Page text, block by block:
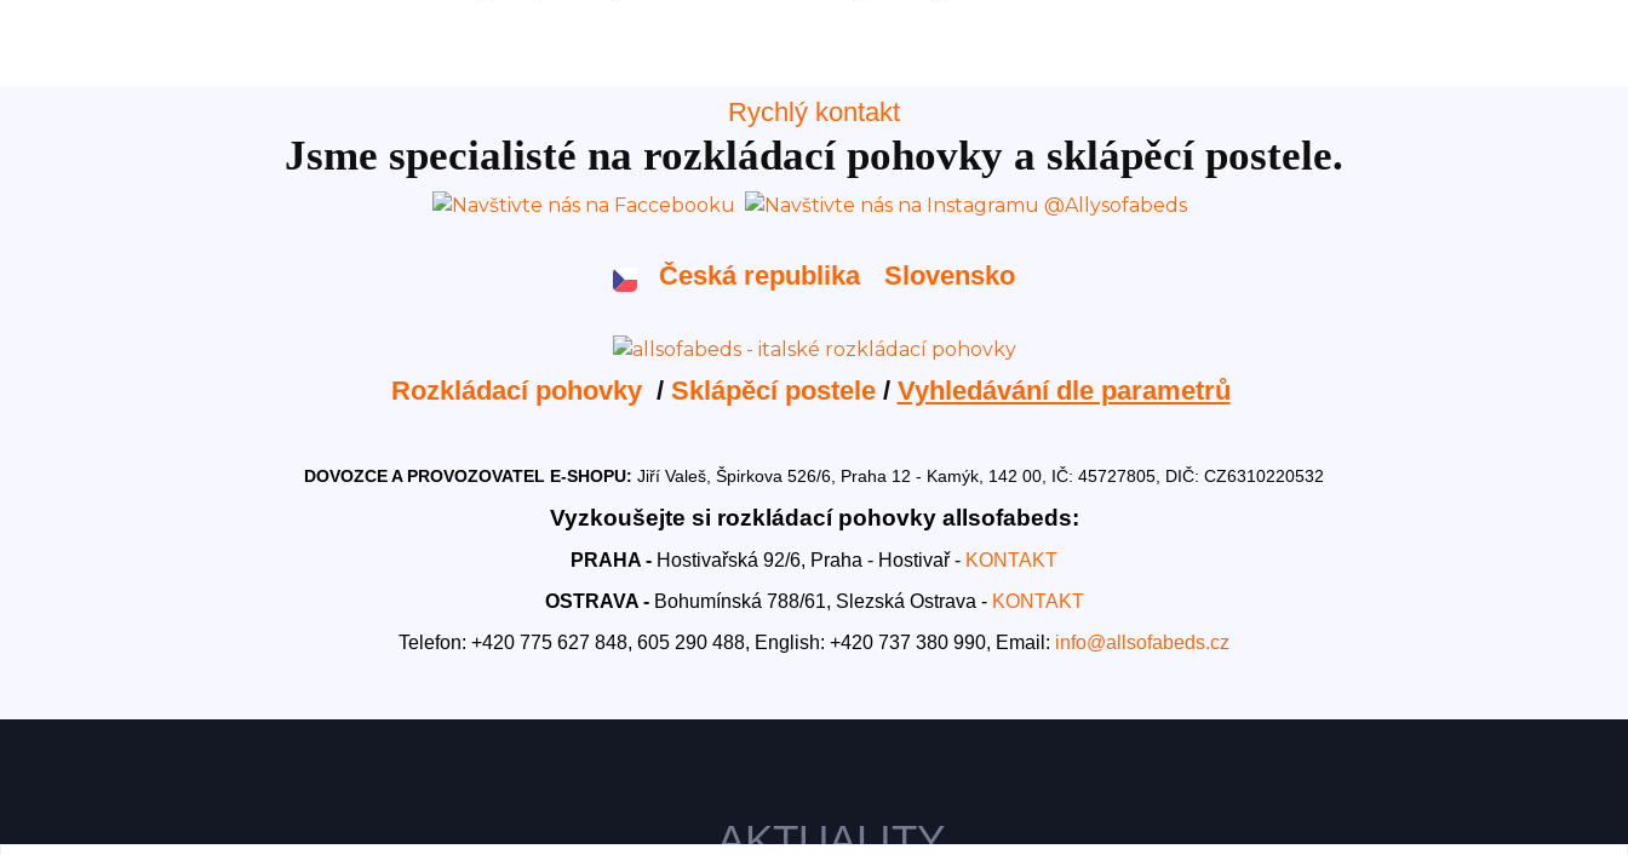
Rychlý kontakt
Jsme specialisté na rozkládací pohovky a sklápěcí postele.
Česká republika Slovensko
Rozkládací pohovky / Sklápěcí postele/ Vyhledávání dle parametrů
DOVOZCE A PROVOZOVATEL E-SHOPU: Jiří Valeš, Špirkova 526/6, Praha 12 - Kamýk, 142 00, IČ: 45727805, DIČ: CZ6310220532
Vyzkoušejte si rozkládací pohovky allsofabeds:
PRAHA - Hostivařská 92/6, Praha - Hostivař - KONTAKT
OSTRAVA - Bohumínská 788/61, Slezská Ostrava - KONTAKT
Telefon: +420 775 627 848, 605 290 488, English: +420 737 380 990, Email: info@allsofabeds.cz
AKTUALITY